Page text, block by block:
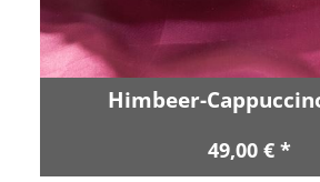
Himbeer-
49,00 € *